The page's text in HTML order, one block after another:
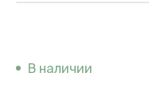
В наличии